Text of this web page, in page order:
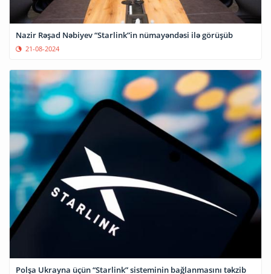
Nazir Rəşad Nəbiyev “Starlink”in nümayəndəsi ilə görüşüb
21-08-2024
Polşa Ukrayna üçün “Starlink” sisteminin bağlanmasını təkzib